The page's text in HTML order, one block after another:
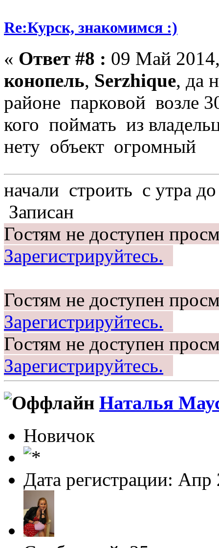
Re:Курск, знакомимся :)
« Ответ #8 : 09 Май
конопель, Serzhique, да
районе парковой возле
кого поймать из
нету объект огромный
начали строить с утра до
Записан
Гостям не доступен
Зарегистрируйтесь.
Гостям не доступен
Зарегистрируйтесь.
Гостям не доступен
Зарегистрируйтесь.
Наталья
Новичок
Дата регистрации: Апр